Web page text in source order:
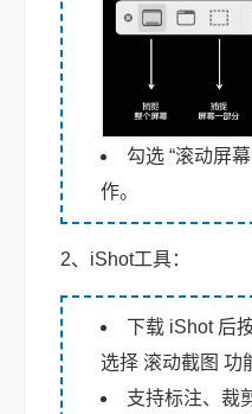
勾选 “滚动屏
作。
2、iShot工具：
下载 iShot 后
选择 滚动截图 功
支持标注、裁